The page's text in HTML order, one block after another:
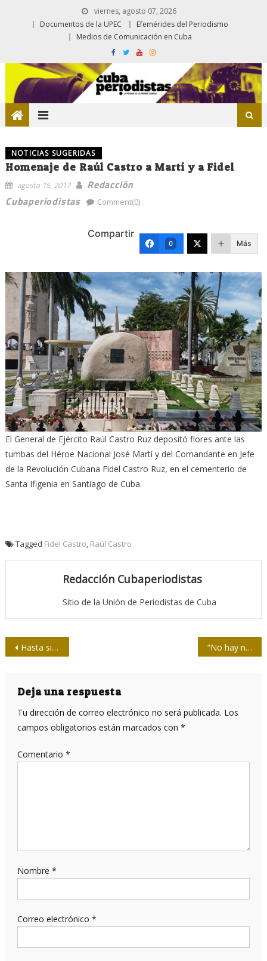
viernes, agosto 07, 2026
Documentos de la UPEC
Efemérides del Periodismo
Medios de Comunicación en Cuba
NOTICIAS SUGERIDAS
Homenaje de Raúl Castro a Martí y a Fidel
agosto 15, 2017
Redacción
Cubaperiodistas
Comment(0)
Compartir
0 Más
El General de Ejército Raúl Castro Ruz depositó flores ante las
tumbas del Héroe Nacional José Martí y del Comandante en Jefe
de la Revolución Cubana Fidel Castro Ruz, en el cementerio de
Santa Ifigenia en Santiago de Cuba.
Tagged Fidel Castro Raúl Castro
Redacción Cubaperiodistas
Sitio de la Unión de Periodistas de Cuba
Navegación
entradas
Hasta siempre Moltó “No hay nada más cercano al médico, al maestro, que el periodismo”
Deja una respuesta
Tu dirección de correo electrónico no será publicada. Los
campos obligatorios están marcados con *
Comentario *
Nombre *
Correo electrónico *